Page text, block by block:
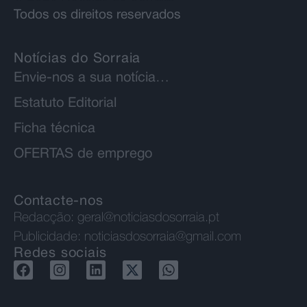
Todos os direitos reservados
Notícias do Sorraia
Envie-nos a sua notícia…
Estatuto Editorial
Ficha técnica
OFERTAS de emprego
Contacte-nos
Redacção: geral@noticiasdosorraia.pt
Publicidade: noticiasdosorraia@gmail.com
Redes sociais